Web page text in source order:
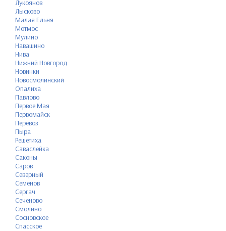
Лукоянов
Лысково
Малая Ельня
Мотмос
Мулино
Навашино
Нива
Нижний Новгород
Новинки
Новосмолинский
Опалиха
Павлово
Первое Мая
Первомайск
Перевоз
Пыра
Решетиха
Саваслейка
Саконы
Саров
Северный
Семенов
Сергач
Сеченово
Смолино
Сосновское
Спасское